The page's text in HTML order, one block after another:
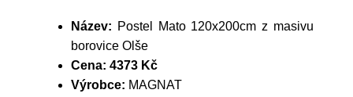
Název: Postel Mato 120x200cm z masivu
borovice Olše
Cena: 4373 Kč
Výrobce: MAGNAT